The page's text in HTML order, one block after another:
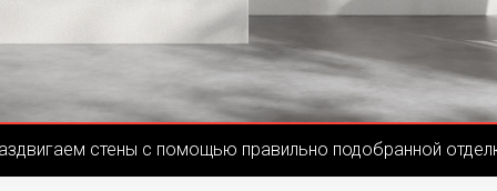
стены с помощью правильно подобранной